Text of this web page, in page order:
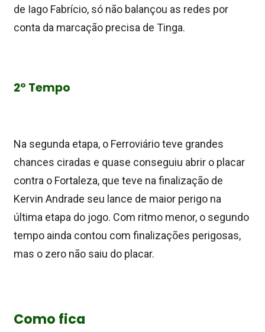
de Iago Fabrício, só não balançou as redes por
conta da marcação precisa de Tinga.
2º Tempo
Na segunda etapa, o Ferroviário teve grandes
chances ciradas e quase conseguiu abrir o placar
contra o Fortaleza, que teve na finalização de
Kervin Andrade seu lance de maior perigo na
última etapa do jogo. Com ritmo menor, o segundo
tempo ainda contou com finalizações perigosas,
mas o zero não saiu do placar.
Como fica